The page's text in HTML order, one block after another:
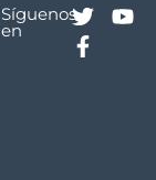
Síguenos
en